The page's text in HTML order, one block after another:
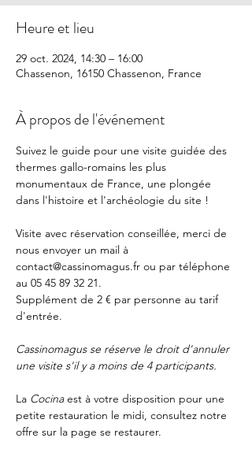
Heure et lieu
29 oct. 2024, 14:30 – 16:00
Chassenon, 16150 Chassenon, France
À propos de l'événement
Suivez le guide pour une visite guidée des
thermes gallo-romains les plus
monumentaux de France, une plongée
dans l'histoire et l'archéologie du site !
Visite avec réservation conseillée, merci de
nous envoyer un mail à
contact@cassinomagus.fr ou par téléphone
au 05 45 89 32 21.
Supplément de 2 € par personne au tarif
d'entrée.
Cassinomagus se réserve le droit d'annuler
une visite s'il y a moins de 4 participants.
La Cocina est à votre disposition pour une
petite restauration le midi, consultez notre
offre sur la page se restaurer.